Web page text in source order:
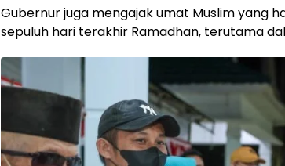
Gubernur juga mengajak umat Muslim yang
sepuluh hari terakhir Ramadhan, terutama